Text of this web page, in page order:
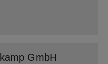
GmbH